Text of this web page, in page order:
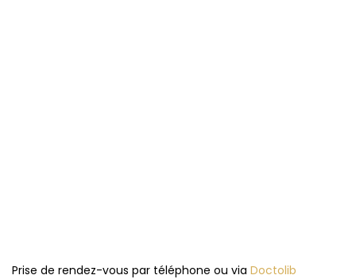
Prise de rendez-vous par téléphone ou via Doctolib